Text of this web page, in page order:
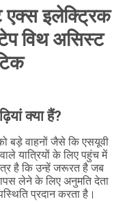
एक्स इलेक्ट्रिक
विथ असिस्ट
क्या हैं?
बड़े वाहनों जैसे कि एसयूवी
यात्रियों के लिए पहुंच में
है कि उन्हें जरूरत है जब
लेने के लिए अनुमति देता
प्रदान करता है।